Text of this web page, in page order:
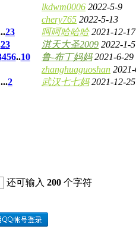
lkdwm0006 2022-5-9
chery765 2022-5-13
23 呵呵哈哈哈 2021-12-17
23 淇天大圣2009 2022-1-5
456..10 鲁-布丁妈妈 2021-6-29
zhanghuaguoshan
...2 武汉七七妈 2021-12-25
还可输入200 个字符